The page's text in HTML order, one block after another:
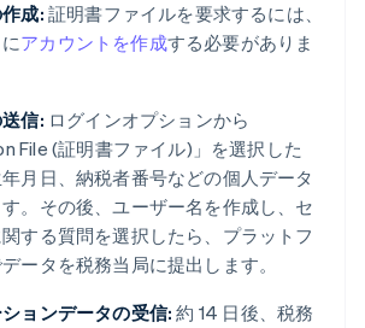
成:証明書ファイルを要求するには、
アカウントを作成する必要がありま
信: ログインオプションから
File (証明書ファイル)」を選択した
月日、納税者番号などの個人データ
。その後、ユーザー名を作成し、セ
する質問を選択したら、プラットフ
ータを税務当局に提出します。
ョンデータの受信: 約 14 日後、税務